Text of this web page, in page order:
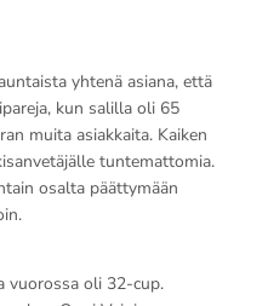
yhtenä asiana, että
kun salilla oli 65
muita asiakkaita. Kaiken
tuntemattomia.
osalta päättymään
vuorossa oli 32-cup.